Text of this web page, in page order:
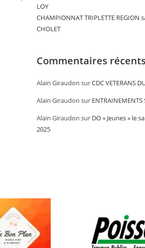
LOY
CHAMPIONNAT TRIPLETTE REGION
CHOLET
Commentaires récents
Alain Giraudon surCDC VETERANS
Alain Giraudon sur ENTRAINEMENTS
Alain Giraudon sur DO « Jeunes » le
2025